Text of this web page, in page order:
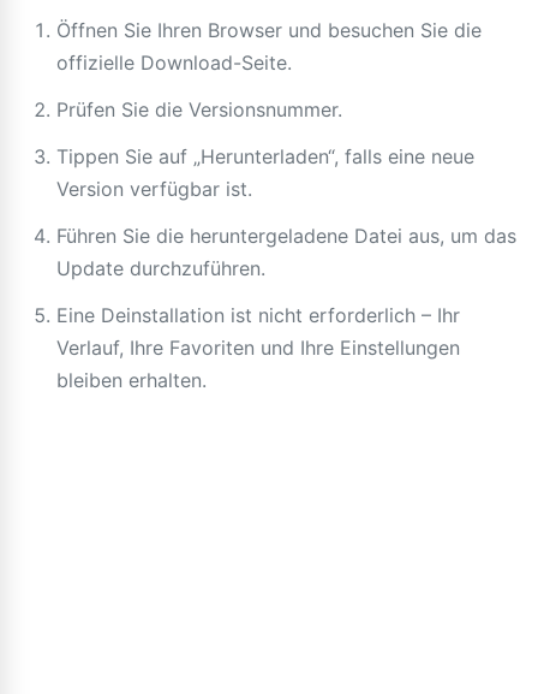
Öffnen Sie Ihren Browser und besuchen Sie die
offizielle Download-Seite.
Prüfen Sie die Versionsnummer.
Tippen Sie auf „Herunterladen“, falls eine neue
Version verfügbar ist.
Führen Sie die heruntergeladene Datei aus, um das
Update durchzuführen.
Eine Deinstallation ist nicht erforderlich – Ihr
Verlauf, Ihre Favoriten und Ihre Einstellungen
bleiben erhalten.